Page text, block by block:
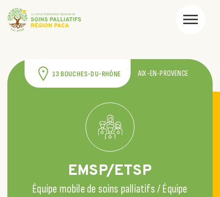
13 BOUCHES-DU-RHÔNE AIX-EN-PROVENCE
EMSP/ETSP
Équipe mobile de soins palliatifs / Équipe